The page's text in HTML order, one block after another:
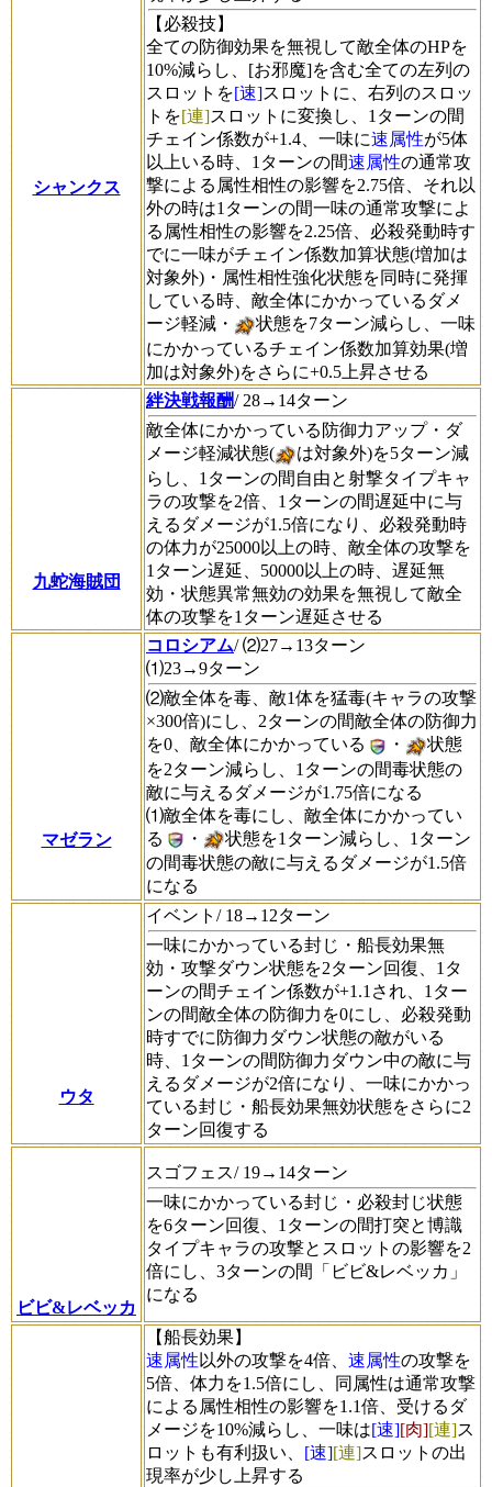
シャンクス
【必殺技】
全ての防御効果を無視して敵全体のHPを
10%減らし、[お邪魔]を含む全ての左列の
スロットを[速]スロットに、右列のスロッ
トを[連]スロットに変換し、1ターンの間
チェイン係数が+1.4、一味に速属性が5体
以上いる時、1ターンの間速属性の通常攻
撃による属性相性の影響を2.75倍、それ以
外の時は1ターンの間一味の通常攻撃によ
る属性相性の影響を2.25倍、必殺発動時す
でに一味がチェイン係数加算状態(増加は
対象外)・属性相性強化状態を同時に発揮
している時、敵全体にかかっているダメ
ージ軽減・
状態を7ターン減らし、一味
にかかっているチェイン係数加算効果(増
加は対象外)をさらに+0.5上昇させる
九蛇海賊団
絆決戦報酬/ 28→14ターン
敵全体にかかっている防御力アップ・ダ
メージ軽減状態(
は対象外)を5ターン減
らし、1ターンの間自由と射撃タイプキャ
ラの攻撃を2倍、1ターンの間遅延中に与
えるダメージが1.5倍になり、必殺発動時
の体力が25000以上の時、敵全体の攻撃を
1ターン遅延、50000以上の時、遅延無
効・状態異常無効の効果を無視して敵全
体の攻撃を1ターン遅延させる
マゼラン
コロシアム/ ⑵27→13ターン
⑴23→9ターン
⑵敵全体を毒、敵1体を猛毒(キャラの攻撃
×300倍)にし、2ターンの間敵全体の防御力
を0、敵全体にかかっている
・
状態
を2ターン減らし、1ターンの間毒状態の
敵に与えるダメージが1.75倍になる
⑴敵全体を毒にし、敵全体にかかってい
る
・
状態を1ターン減らし、1ターン
の間毒状態の敵に与えるダメージが1.5倍
になる
ウタ
イベント/ 18→12ターン
一味にかかっている封じ・船長効果無
効・攻撃ダウン状態を2ターン回復、1タ
ーンの間チェイン係数が+1.1され、1ター
ンの間敵全体の防御力を0にし、必殺発動
時すでに防御力ダウン状態の敵がいる
時、1ターンの間防御力ダウン中の敵に与
えるダメージが2倍になり、一味にかかっ
ている封じ・船長効果無効状態をさらに2
ターン回復する
ビビ&レベッカ
スゴフェス/ 19→14ターン
一味にかかっている封じ・必殺封じ状態
を6ターン回復、1ターンの間打突と博識
タイプキャラの攻撃とスロットの影響を2
倍にし、3ターンの間「ビビ&レベッカ」
になる
【船長効果】
速属性 以外の攻撃を4倍、 速属性の攻撃を
5倍、体力を1.5倍にし、同属性は通常攻撃
による属性相性の影響を1.1倍、受けるダ
メージを10%減らし、一味は[速][肉][連]ス
ロットも有利扱い、 [速][連]スロットの出
現率が少し上昇する